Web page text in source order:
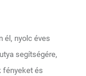
él, nyolc éves
segítségére,
fényeket és